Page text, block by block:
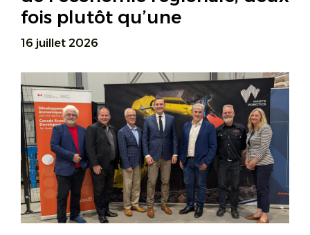
fois plutôt qu’une
16 juillet 2026